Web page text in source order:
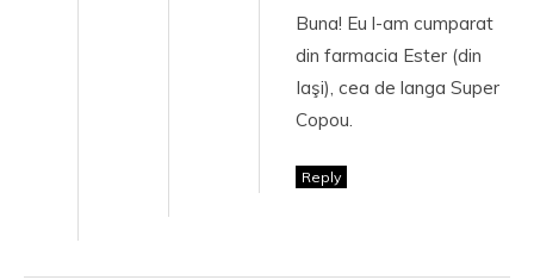
Buna! Eu l-am cumparat
din farmacia Ester (din
Iaşi), cea de langa Super
Copou.
Reply